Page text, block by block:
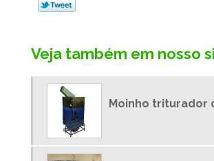
Veja também em nosso
Moinho triturador